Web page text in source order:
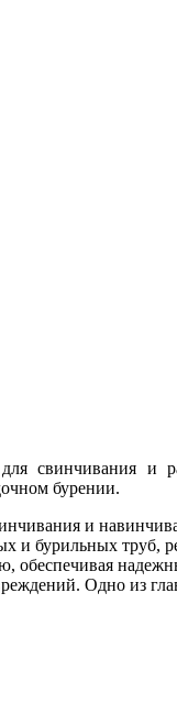
свинчивания и
бурении.
и
и бурильных труб,
Одно из